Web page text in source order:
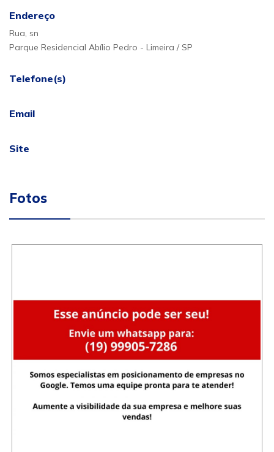
Endereço
Rua, sn
Parque Residencial Abílio Pedro - Limeira / SP
Telefone(s)
Email
Site
Fotos